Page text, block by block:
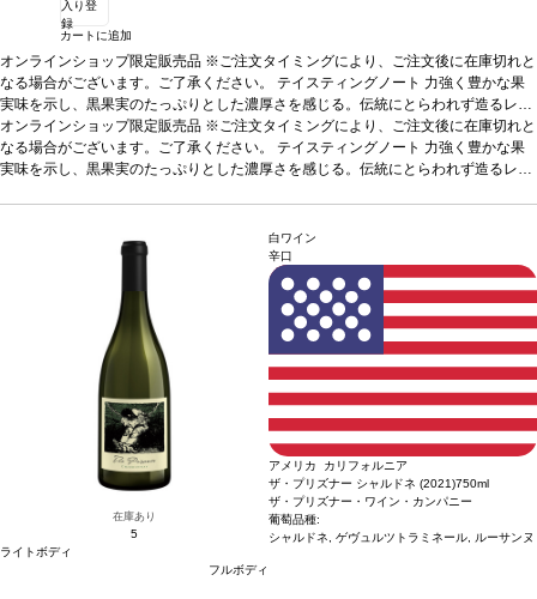
入り登
録
カートに追加
オンラインショップ限定販売品 ※ご注文タイミングにより、ご注文後に在庫切れと
なる場合がございます。ご了承ください。 テイスティングノート 力強く豊かな果
実味を示し、黒果実のたっぷりとした濃厚さを感じる。伝統にとらわれず造るレッ
ド・ブレンドと同様、象徴的なスタイルで造るピノ・ノワール。ブラックチェリー
のアロマが開き、ほのかな松葉とトーストしたバニラを伴う。口に含む度に深いブ
ラックチェリーが際立ち、トーストしたバニラの風味が広がり、口中を満たし、長
チーズと好相性、またそのままでも愉しめる
サスティナブル認証 ナパ・グリーン・ワイナリー認証
オンラインショップ限定販売品 ※ご注文タイミングにより、ご注文後に在庫切れと
なる場合がございます。ご了承ください。 テイスティングノート 力強く豊かな果
実味を示し、黒果実のたっぷりとした濃厚さを感じる。伝統にとらわれず造るレッ
ラックチェリーが際立ち、トーストしたバニラの風味が広がり、口中を満たし、長
い余韻の後味が続く。フレンチオーク樽での熟成により、ソノマ・コーストが生み
出す赤ワインの風味を最大限表現している。絶妙な味わいを持つカリフォルニアワ
チーズと好相性、またそのままでも愉しめる
サスティナブル認証 ナパ・グリーン・ワイナリー認証
在庫あり
5
ライトボディ
フルボディ
白ワイン
辛口
アメリカ カリフォルニア
ザ・プリズナー シャルドネ (2021)750ml
ザ・プリズナー・ワイン・カンパニー
葡萄品種:
シャルドネ, ゲヴュルツトラミネール, ルーサンヌ